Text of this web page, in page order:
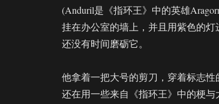
(Anduril是《指环王》中的英雄
挂在办公室的墙上，并且用紫色的灯
还没有时间磨砺它。
他拿着一把大号的剪刀，穿着标志
还在用一些来自《指环王》中的梗与